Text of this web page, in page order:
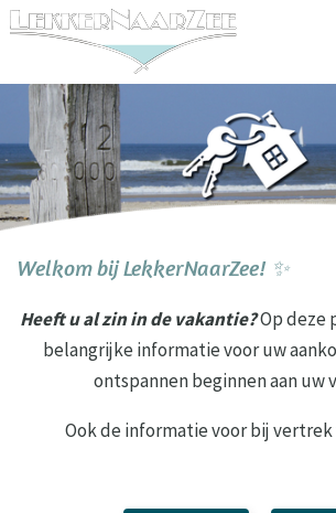
Welkom bij LekkerNaarZee! ✨
Heeft u al zin in de vakantie?Op deze
belangrijke informatie voor uw
ontspannen beginnen aan uw
Ook de informatie voor bij vertrek